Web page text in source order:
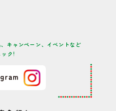
キャンペーン、イベントなど
ク!